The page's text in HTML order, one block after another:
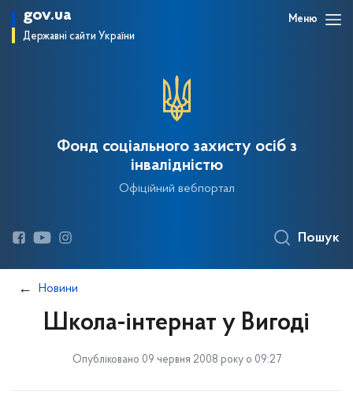
gov.ua
Державні сайти України
Меню
Фонд соціального захисту осіб з
інвалідністю
Офіційний вебпортал
Пошук
Новини
Школа-інтернат у Вигоді
Опубліковано 09 червня 2008 року о 09:27